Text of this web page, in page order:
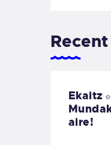
Ekaitz
aire!